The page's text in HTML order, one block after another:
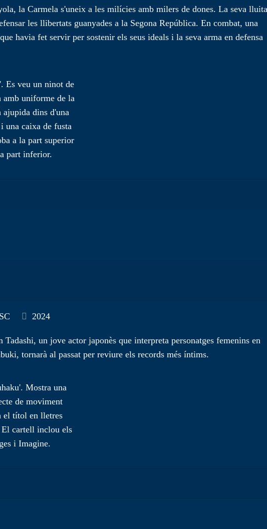
la Carmela s'uneix a les milícies amb milers de dones. La seva lluita
les llibertats guanyades a la Segona República. En combat, una
havia fet servir per sostenir els seus ideals i la seva arma en defensa
2024
Tadashi, un jove actor japonès que interpreta personatges femenins en
tornarà al passat per reviure els records més íntims.